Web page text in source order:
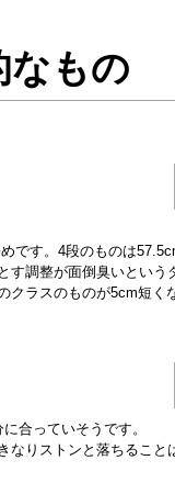
なもの
です。4段のものは
す調整が面倒臭いとい
クラスのものが5cm短く
合っていそうです。
なりストンと落ちること